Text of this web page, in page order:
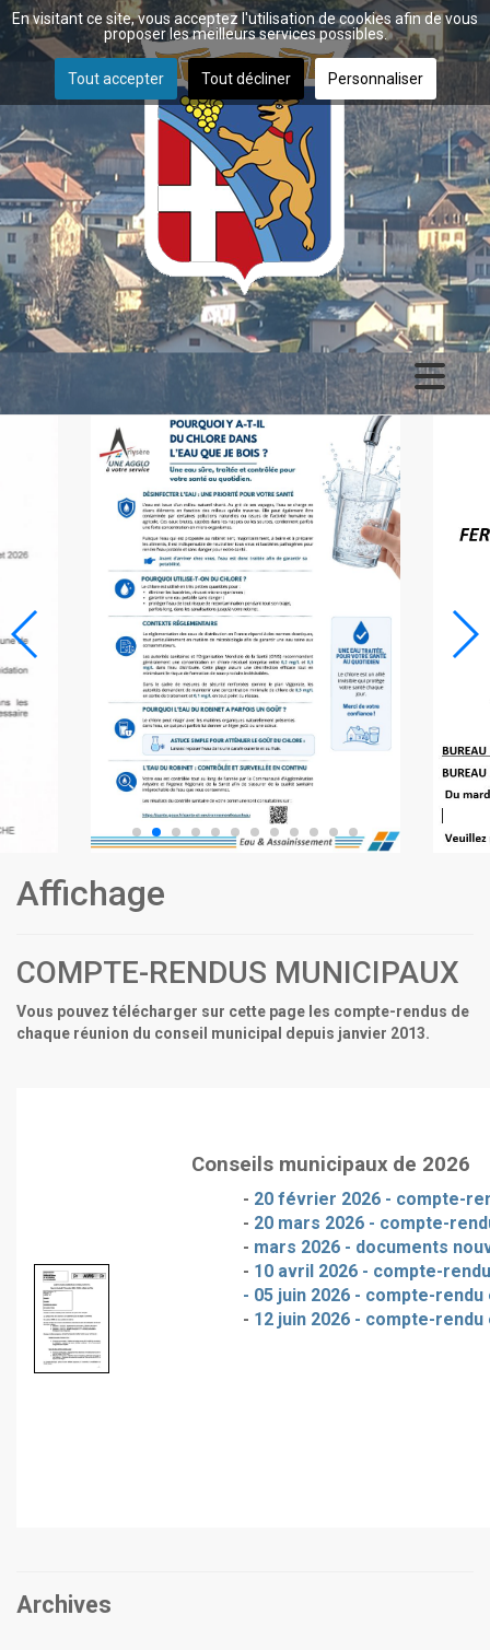
Affichage
COMPTE-RENDUS MUNICIPAUX
Vous pouvez télécharger sur cette page les compte-rendus de
chaque réunion du conseil municipal depuis janvier 2013.
Conseils municipaux de 2026
- 20 février 2026 - compte-
- 20 mars 2026 - compte-
- mars 2026 - documents
- 10 avril 2026 - compte-
- 05 juin 2026 - compte-
- 12 juin 2026 - compte-
Archives
En visitant ce site, vous acceptez l'utilisation de cookies afin de vous
proposer les meilleurs services possibles.
Tout accepter Tout décliner Personnaliser